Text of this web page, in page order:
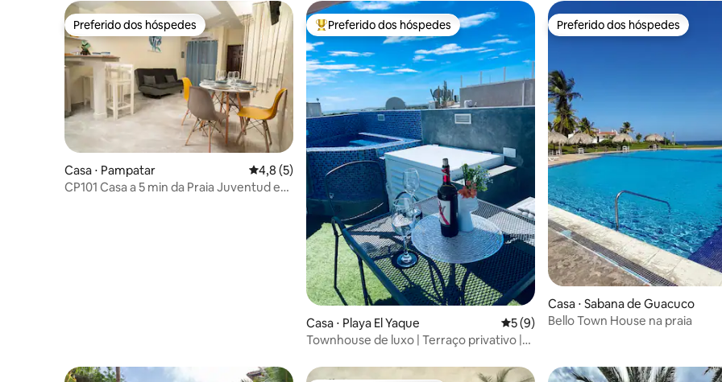
Preferido dos hóspedes
Preferido dos hóspedes
Casa ⋅ Pampatar 4,8 de uma avaliação média de 5, 5 avaliações
4,8 (5)
CP101 Casa a 5 min da Praia Juventud e
Entre os melhores preferidos dos hóspedes
Preferido dos hóspedes
Casa ⋅ Playa El Yaque 5 de uma avaliação média de 5, 9
5 (9)
Townhouse de luxo | Terraço privativo |
Preferido dos hóspedes
Preferido dos hóspedes
Casa ⋅ Sabana de Guacuco
Bello Town House na praia